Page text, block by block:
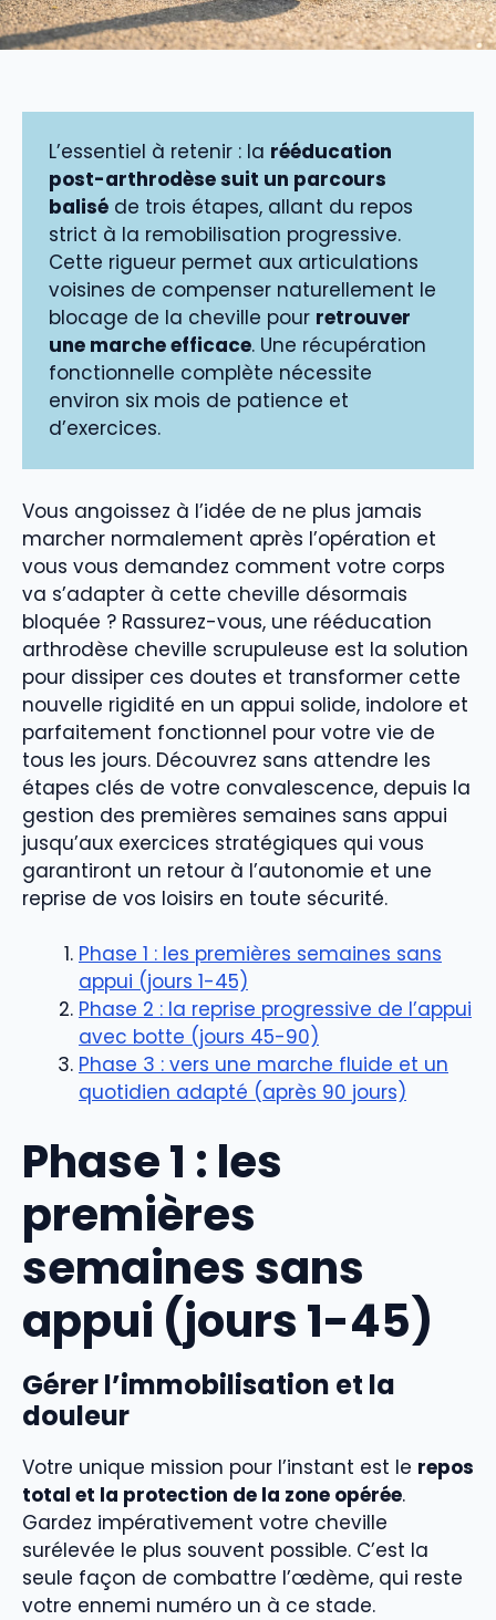
L’essentiel à retenir : la rééducation
post-arthrodèse suit un parcours
balisé de trois étapes, allant du repos
strict à la remobilisation progressive.
Cette rigueur permet aux articulations
voisines de compenser naturellement le
blocage de la cheville pour retrouver
une marche efficace. Une récupération
fonctionnelle complète nécessite
environ six mois de patience et
d’exercices.
Vous angoissez à l’idée de ne plus jamais
marcher normalement après l’opération et
vous vous demandez comment votre corps
va s’adapter à cette cheville désormais
bloquée ? Rassurez-vous, une rééducation
arthrodèse cheville scrupuleuse est la solution
pour dissiper ces doutes et transformer cette
nouvelle rigidité en un appui solide, indolore et
parfaitement fonctionnel pour votre vie de
tous les jours. Découvrez sans attendre les
étapes clés de votre convalescence, depuis la
gestion des premières semaines sans appui
jusqu’aux exercices stratégiques qui vous
garantiront un retour à l’autonomie et une
reprise de vos loisirs en toute sécurité.
Phase 1 : les premières semaines sans
appui (jours 1-45)
Phase 2 : la reprise progressive de l’appui
avec botte (jours 45-90)
Phase 3 : vers une marche fluide et un
quotidien adapté (après 90 jours)
Phase 1 : les
premières
semaines sans
appui (jours 1-45)
Gérer l’immobilisation et la
douleur
Votre unique mission pour l’instant est le repos
total et la protection de la zone opérée.
Gardez impérativement votre cheville
surélevée le plus souvent possible. C’est la
seule façon de combattre l’œdème, qui reste
votre ennemi numéro un à ce stade.